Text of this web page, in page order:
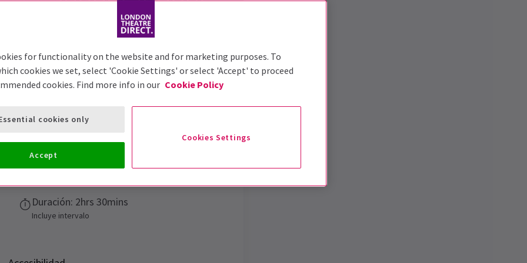
Trailer
Case of Benjamin Button
Fechas de función
Duración: 2hrs 30mins
Incluye intervalo
for functionality on the website and for marketing purposes. To
cookies we set, select 'Cookie Settings' or select 'Accept' to proceed
cookies. Find more info in our Cookie Policy
Cookies Settings
cookies only
Accept